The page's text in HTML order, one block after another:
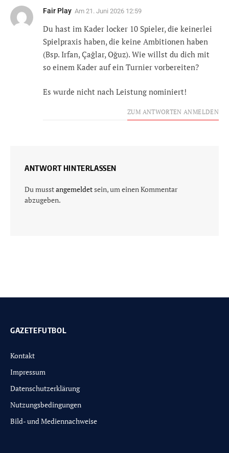
Fair Play Am 21. Juni 2026 12:59
Du hast im Kader locker 10 Spieler, die keinerlei
Spielpraxis haben, die keine Ambitionen haben
(Bsp. Irfan, Çağlar, Oğuz). Wie willst du dich mit
so einem Kader auf ein Turnier vorbereiten?
Es wurde nicht nach Leistung nominiert!
ZUM ANTWORTEN ANMELDEN
ANTWORT HINTERLASSEN
Du musstangemeldetsein, um einen Kommentar
abzugeben.
GAZETEFUTBOL
Kontakt
Impressum
Datenschutzerklärung
Nutzungsbedingungen
Bild- und Mediennachweise